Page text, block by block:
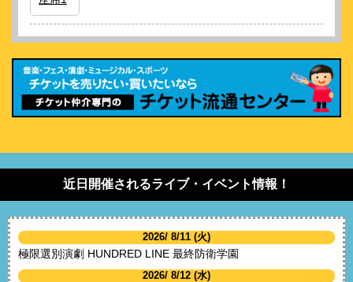
近日開催されるライブ・イベント情報！
2026/ 8/11 (火)
極限選別演劇 HUNDRED LINE 最終防衛学園
2026/ 8/12 (水)